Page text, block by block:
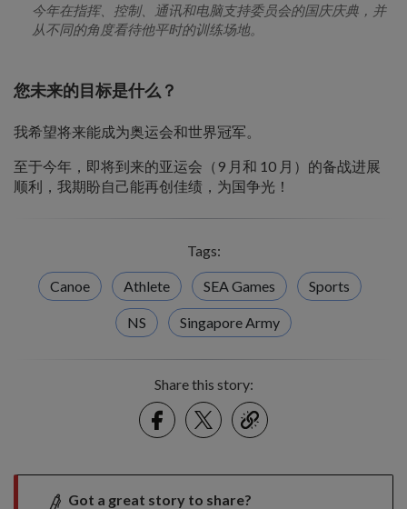
今年在指挥、控制、通讯和电脑支持委员会的国庆庆典，并
从不同的角度看待他平时的训练场地。
您未来的目标是什么？
我希望将来能成为奥运会和世界冠军。
至于今年，即将到来的亚运会（9 月和 10 月）的备战进展
顺利，我期盼自己能再创佳绩，为国争光！
Tags:
Canoe Athlete SEA Games Sports
NS Singapore Army
Share this story:
FacebookTwitter
link
Got a great story to share?